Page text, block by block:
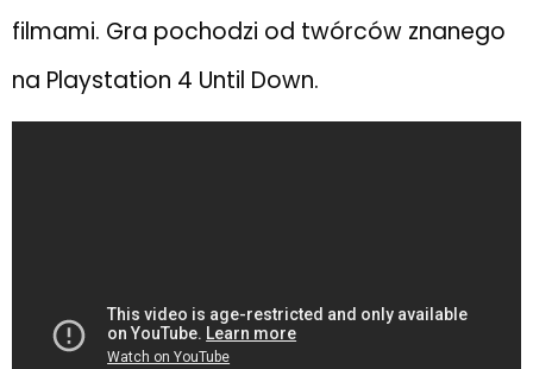
filmami. Gra pochodzi od twórców znanego
na Playstation 4 Until Down.